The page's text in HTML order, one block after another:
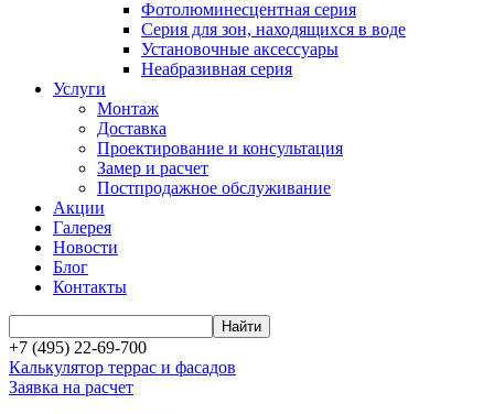
Фотолюминесцентная серия
Серия для зон, находящихся в воде
Установочные аксессуары
Неабразивная серия
Услуги
Монтаж
Доставка
Проектирование и консультация
Замер и расчет
Постпродажное обслуживание
Акции
Галерея
Новости
Блог
Контакты
+7 (495) 22-69-700
Калькулятор террас и фасадов
Заявка на расчет